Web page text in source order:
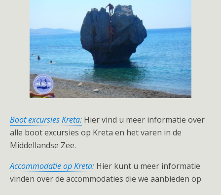
Boot excursies Kreta: Hier vind u meer informatie over
alle boot excursies op Kreta en het varen in de
Middellandse Zee.
Accommodatie op Kreta: Hier kunt u meer informatie
vinden over de accommodaties die we aanbieden op